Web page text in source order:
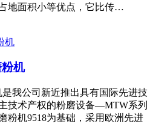
地面积小等优点，它比传…
机
我公司新近推出具有国际先进技
技术产权的粉磨设备—MTW系列
粉机9518为基础，采用欧洲先进